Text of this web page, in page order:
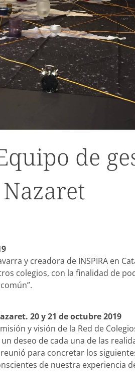
de
y creadora de INSPIRA en
colegios, con la finalidad de
20 y 21 de octubre 2019
y visión de la Red de
deseo de cada una de las
para concretar los
de nuestra experiencia